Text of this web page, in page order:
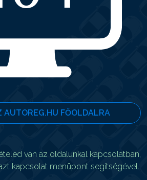
AUTOREG.HU FŐOLDALRA
van az oldalunkal kapcsolatban,
kapcsolat menüpont segítségével.